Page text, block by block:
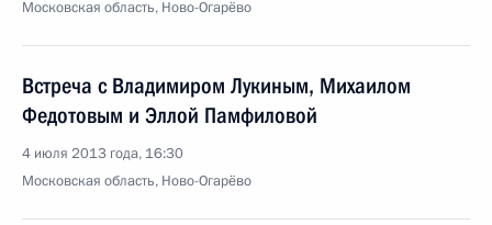
Московская область, Ново-Огарёво
Встреча с Владимиром Лукиным, Михаилом
Федотовым и Эллой Памфиловой
4 июля 2013 года, 16:30
Московская область, Ново-Огарёво